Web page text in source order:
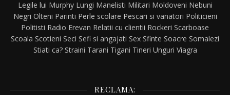
Legile lui Murphy Lungi Manelisti Militari Moldoveni Nebuni
Negri Olteni Parinti Perle scolare Pescari si vanatori Politicieni
Politisti Radio Erevan Relatii cu clientii Rockeri Scarboase
Scoala Scotieni Seci Sefi si angajati Sex Sfinte Soacre Somalezi
Stiati ca? Straini Tarani Tigani Tineri Unguri Viagra
RECLAMA: